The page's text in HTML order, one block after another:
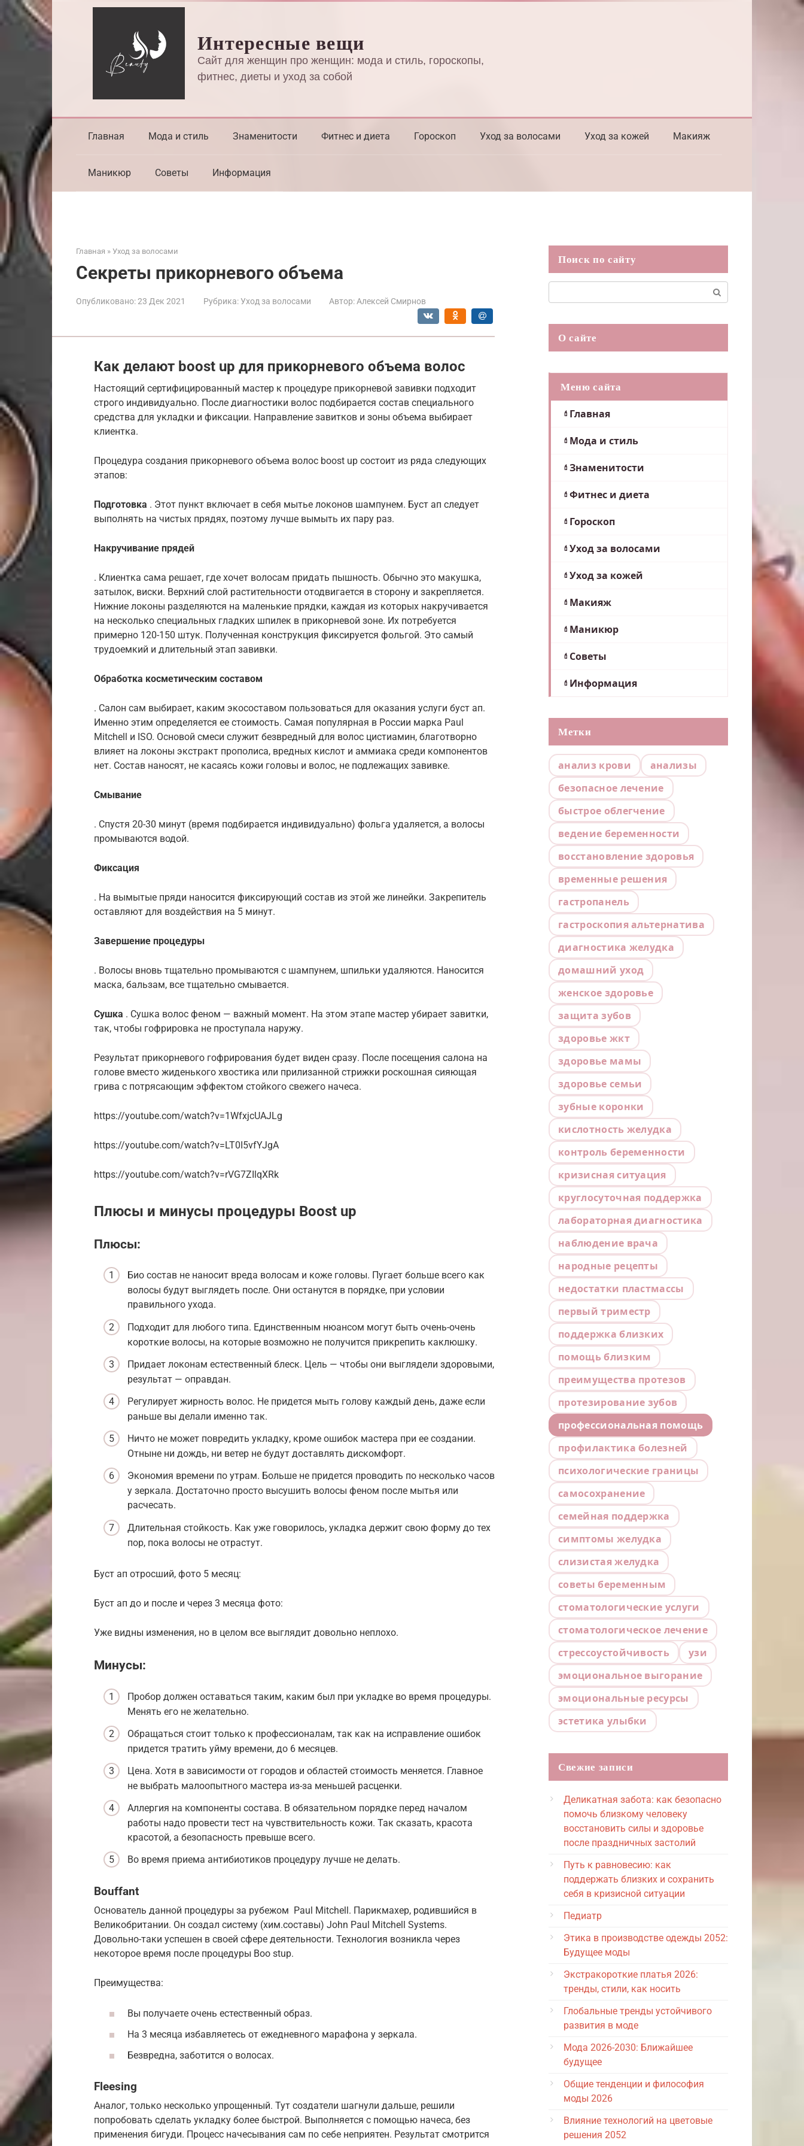
Перейти
к
контенту
Интересные вещи
Сайт для женщин про женщин: мода и стиль, гороскопы,
фитнес, диеты и уход за собой
Главная Мода и стиль Знаменитости Фитнес и диета Гороскоп Уход за волосами Уход за кожей Макияж
Маникюр Советы Информация
Главная » Уход за волосами
Секреты прикорневого объема
Опубликовано:23 Дек 2021 Рубрика:Уход за волосами Автор: Алексей Смирнов
Как делают boost up для прикорневого объема волос
Настоящий сертифицированный мастер к процедуре прикорневой завивки подходит
строго индивидуально. После диагностики волос подбирается состав специального
средства для укладки и фиксации. Направление завитков и зоны объема выбирает
клиентка.
Процедура создания прикорневого объема волос boost up состоит из ряда следующих
этапов:
Подготовка . Этот пункт включает в себя мытье локонов шампунем. Буст ап следует
выполнять на чистых прядях, поэтому лучше вымыть их пару раз.
Накручивание прядей
. Клиентка сама решает, где хочет волосам придать пышность. Обычно это макушка,
затылок, виски. Верхний слой растительности отодвигается в сторону и закрепляется.
Нижние локоны разделяются на маленькие прядки, каждая из которых накручивается
на несколько специальных гладких шпилек в прикорневой зоне. Их потребуется
примерно 120-150 штук. Полученная конструкция фиксируется фольгой. Это самый
трудоемкий и длительный этап завивки.
Обработка косметическим составом
. Салон сам выбирает, каким экосоставом пользоваться для оказания услуги буст ап.
Именно этим определяется ее стоимость. Самая популярная в России марка Paul
Mitchell и ISO. Основой смеси служит безвредный для волос цистиамин, благотворно
влияет на локоны экстракт прополиса, вредных кислот и аммиака среди компонентов
нет. Состав наносят, не касаясь кожи головы и волос, не подлежащих завивке.
Смывание
. Спустя 20-30 минут (время подбирается индивидуально) фольга удаляется, а волосы
промываются водой.
Фиксация
. На вымытые пряди наносится фиксирующий состав из этой же линейки. Закрепитель
оставляют для воздействия на 5 минут.
Завершение процедуры
. Волосы вновь тщательно промываются с шампунем, шпильки удаляются. Наносится
маска, бальзам, все тщательно смывается.
Сушка . Сушка волос феном — важный момент. На этом этапе мастер убирает завитки,
так, чтобы гофрировка не проступала наружу.
Результат прикорневого гофрирования будет виден сразу. После посещения салона на
голове вместо жиденького хвостика или прилизанной стрижки роскошная сияющая
грива с потрясающим эффектом стойкого свежего начеса.
https://youtube.com/watch?v=1WfxjcUAJLg
https://youtube.com/watch?v=LT0I5vfYJgA
https://youtube.com/watch?v=rVG7ZIlqXRk
Плюсы и минусы процедуры Boost up
Плюсы:
Био состав не наносит вреда волосам и коже головы. Пугает больше всего как
волосы будут выглядеть после. Они останутся в порядке, при условии
правильного ухода.
Подходит для любого типа. Единственным нюансом могут быть очень-очень
короткие волосы, на которые возможно не получится прикрепить каклюшку.
Придает локонам естественный блеск. Цель — чтобы они выглядели здоровыми,
результат — оправдан.
Регулирует жирность волос. Не придется мыть голову каждый день, даже если
раньше вы делали именно так.
Ничто не может повредить укладку, кроме ошибок мастера при ее создании.
Отныне ни дождь, ни ветер не будут доставлять дискомфорт.
Экономия времени по утрам. Больше не придется проводить по несколько часов
у зеркала. Достаточно просто высушить волосы феном после мытья или
расчесать.
Длительная стойкость. Как уже говорилось, укладка держит свою форму до тех
пор, пока волосы не отрастут.
Буст ап отросший, фото 5 месяц:
Буст ап до и после и через 3 месяца фото:
Уже видны изменения, но в целом все выглядит довольно неплохо.
Минусы:
Пробор должен оставаться таким, каким был при укладке во время процедуры.
Менять его не желательно.
Обращаться стоит только к профессионалам, так как на исправление ошибок
придется тратить уйму времени, до 6 месяцев.
Цена. Хотя в зависимости от городов и областей стоимость меняется. Главное
не выбрать малоопытного мастера из-за меньшей расценки.
Аллергия на компоненты состава. В обязательном порядке перед началом
работы надо провести тест на чувствительность кожи. Так сказать, красота
красотой, а безопасность превыше всего.
Во время приема антибиотиков процедуру лучше не делать.
Bouffant
Основатель данной процедуры за рубежом Paul Mitchell. Парикмахер, родившийся в
Великобритании. Он создал систему (хим.составы) John Paul Mitchell Systems.
Довольно-таки успешен в своей сфере деятельности. Технология возникла через
некоторое время после процедуры Boo stup.
Преимущества:
Вы получаете очень естественный образ.
На 3 месяца избавляетесь от ежедневного марафона у зеркала.
Безвредна, заботится о волосах.
Fleesing
Аналог, только несколько упрощенный. Тут создатели шагнули дальше, решили
попробовать сделать укладку более быстрой. Выполняется с помощью начеса, без
применения бигуди. Процесс начесывания сам по себе неприятен. Результат смотрится
Поиск по сайту
О сайте
Меню сайта
Главная
Мода и стиль
Знаменитости
Фитнес и диета
Гороскоп
Уход за волосами
Уход за кожей
Макияж
Маникюр
Советы
Информация
Метки
анализ крови
анализы
безопасное лечение
быстрое облегчение
ведение беременности
восстановление здоровья
временные решения
гастропанель
гастроскопия альтернатива
диагностика желудка
домашний уход
женское здоровье
защита зубов
здоровье жкт
здоровье мамы
здоровье семьи
зубные коронки
кислотность желудка
контроль беременности
кризисная ситуация
круглосуточная поддержка
лабораторная диагностика
наблюдение врача
народные рецепты
недостатки пластмассы
первый триместр
поддержка близких
помощь близким
преимущества протезов
протезирование зубов
профессиональная помощь
профилактика болезней
психологические границы
самосохранение
семейная поддержка
симптомы желудка
слизистая желудка
советы беременным
стоматологические услуги
стоматологическое лечение
стрессоустойчивость
узи
эмоциональное выгорание
эмоциональные ресурсы
эстетика улыбки
Свежие записи
Деликатная забота: как безопасно
помочь близкому человеку
восстановить силы и здоровье
после праздничных застолий
Путь к равновесию: как
поддержать близких и сохранить
себя в кризисной ситуации
Педиатр
Этика в производстве одежды 2052:
Будущее моды
Экстракороткие платья 2026:
тренды, стили, как носить
Глобальные тренды устойчивого
развития в моде
Мода 2026-2030: Ближайшее
будущее
Общие тенденции и философия
моды 2026
Влияние технологий на цветовые
решения 2052